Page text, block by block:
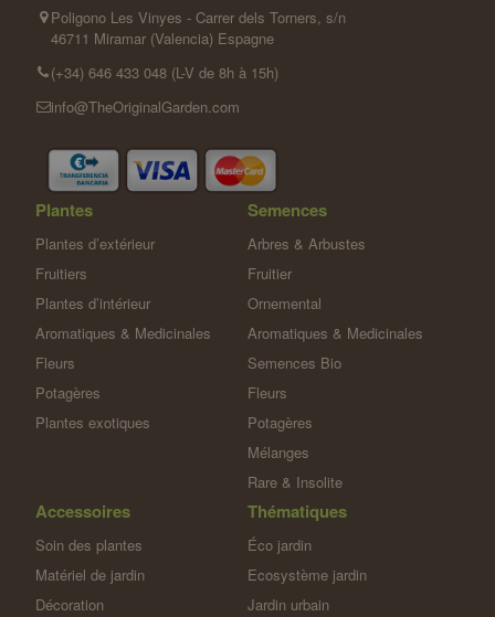
Poligono Les Vinyes - Carrer dels Torners, s/n
46711 Miramar (Valencia) Espagne
(+34) 646 433 048 (L-V de 8h à 15h)
info@TheOriginalGarden.com
Plantes
Plantes d’extérieur
Fruitiers
Plantes d’intérieur
Aromatiques & Medicinales
Fleurs
Potagères
Plantes exotiques
Semences
Arbres & Arbustes
Fruitier
Ornemental
Aromatiques & Medicinales
Semences Bio
Fleurs
Potagères
Mélanges
Rare & Insolite
Accessoires
Soin des plantes
Matériel de jardin
Décoration
Thématiques
Éco jardin
Ecosystème jardin
Jardin urbain